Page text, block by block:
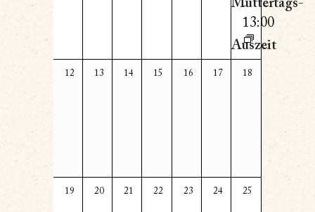
-
13:00
Muttertags-
Auszeit
012
013
014
015
016
017
018
019
0
20
0
21
0
22
0
23
0
24
0
25